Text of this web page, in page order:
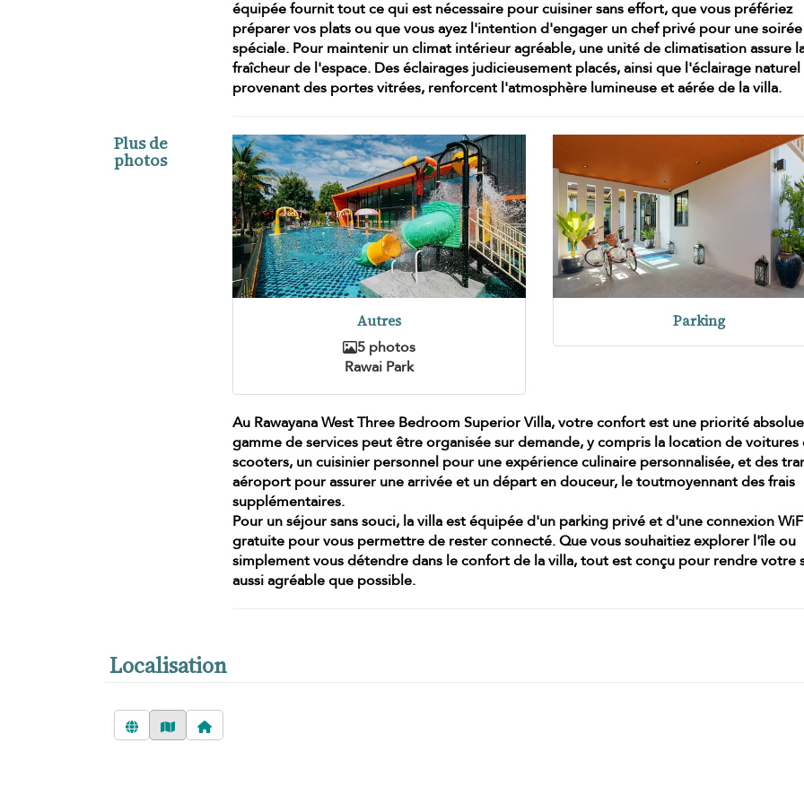
équipéefournit tout ce qui est nécessaire pour cuisiner sans effort, que vous préfériez
préparer vos plats ou que vous ayez l'intention d'engager un chef privé pour une soirée
spéciale. Pour maintenir un climat intérieur agréable, une unité declimatisationassure
fraîcheur de l'espace. Des éclairages judicieusement placés, ainsi que l'éclairage naturel
provenant des portes vitrées, renforcent l'atmosphère lumineuse et aérée de la villa.
Plus de
photos
Autres
5 photos
Rawai Park
Parking
Au Rawayana West Three Bedroom Superior Villa, votre confort est une priorité
gamme de services peut être organisée sur demande, y compris la location de voitures
scooters, un cuisinier personnel pour une expérience culinaire personnalisée, et des
aéroport pour assurer une arrivée et un départ en douceur, le toutmoyennant des frais
supplémentaires.
Pour un séjour sans souci, la villa est équipée d'un parking privéet d'une connexion
gratuite pour vous permettre de rester connecté. Que vous souhaitiez explorer l'île ou
simplement vous détendre dans le confort de la villa, tout est conçu pour rendre votre
aussi agréable que possible.
Localisation